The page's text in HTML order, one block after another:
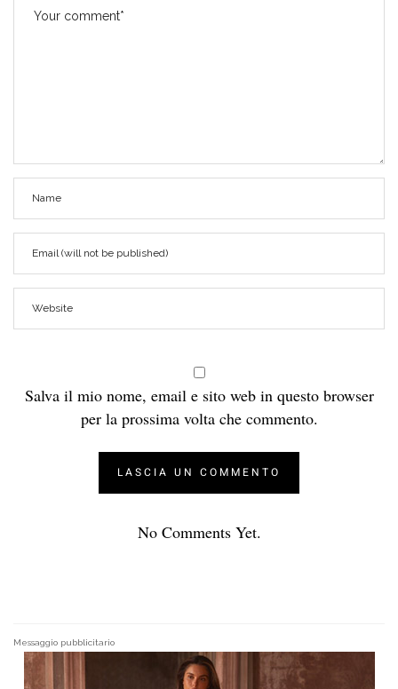
Salva il mio nome, email e sito web in questo browser
per la prossima volta che commento.
No Comments Yet.
Messaggio pubblicitario